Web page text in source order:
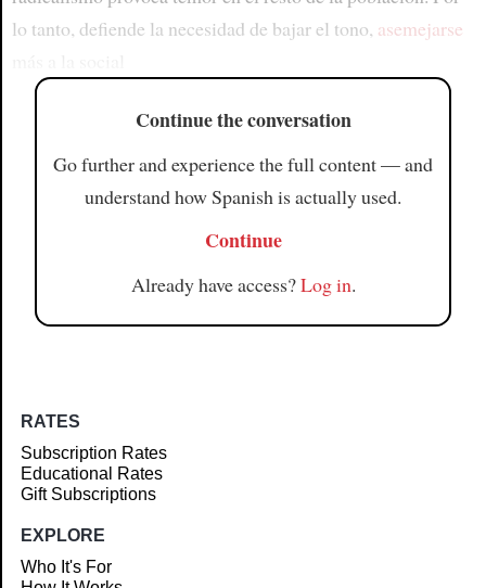
lo tanto, defiende la necesidad de bajar el tono, asemejarse
Continue the conversation
Go further and experience the full content — and
understand how Spanish is actually used.
Continue
Already have access?Log in.
RATES
Subscription Rates
Educational Rates
Gift Subscriptions
EXPLORE
Who It's For